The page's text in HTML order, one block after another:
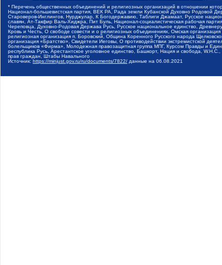
* Перечень общественных объединений и религиозных организаций в отношении
Национал-большевистская партия, ВЕК РА, Рада земли Кубанской Духовно Родовой
Староверов-Инглингов, Нурджулар, К Богодержавию, Таблиги Джамаат, Русское
славян, Ат-Такфир Валь-Хиджра, Пит Буль, Национал-социалистическая рабочая
Череповца, Духовно-Родовая Держава Русь, Русское национальное единство,
Кровь и Честь, О свободе совести и о религиозных объединениях, Омская
религиозная организация п. Боровский, Община Коренного Русского народа
организация «Братство», Свидетели Иеговы, О противодействии экстремистской
болельщиков «Фирма», Молодежная правозащитная группа МПГ, Курсом Правды и
республика Русь, Арестантское уголовное единство, Башкорт, Нация и свобода,
прав граждан, Штабы Навального
Источник: https://minjust.gov.ru/ru/documents/7822/ данные на 06.08.2021